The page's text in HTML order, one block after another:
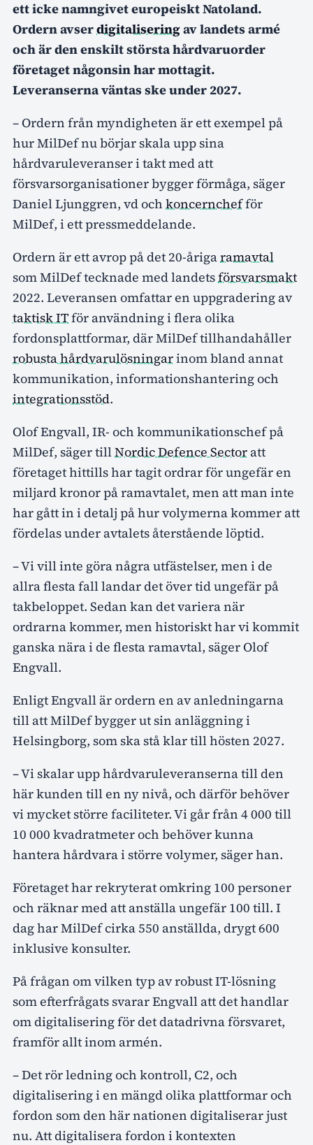
ett icke namngivet europeiskt Natoland.
Ordern avserdigitaliseringav landets armé
och är den enskilt största hårdvaruorder
företaget någonsin har mottagit.
Leveranserna väntas ske under 2027.
– Ordern från myndigheten är ett exempel på
hur MilDef nu börjar skala upp sina
hårdvaruleveranser i takt med att
försvarsorganisationer bygger förmåga, säger
Daniel Ljunggren, vd och koncernchefför
MilDef, i ett pressmeddelande.
Ordern är ett avrop på det 20-årigaramavtal
som MilDef tecknade med landetsförsvarsmakt
2022. Leveransen omfattar en uppgradering av
taktisk ITför användning i flera olika
fordonsplattformar, där MilDef tillhandahåller
robusta hårdvarulösningarinom bland annat
kommunikation, informationshantering och
integrationsstöd.
Olof Engvall, IR- och kommunikationschef på
MilDef, säger tillNordic Defence Sector att
företaget hittills har tagit ordrar för ungefär en
miljard kronor på ramavtalet, men att man inte
har gått in i detalj på hur volymerna kommer att
fördelas under avtalets återstående löptid.
– Vi vill inte göra några utfästelser, men i de
allra flesta fall landar det över tid ungefär på
takbeloppet. Sedan kan det variera när
ordrarna kommer, men historiskt har vi kommit
ganska nära i de flesta ramavtal, säger Olof
Engvall.
Enligt Engvall är ordern en av anledningarna
till att MilDef bygger ut sin anläggning i
Helsingborg, som ska stå klar till hösten 2027.
– Vi skalar upp hårdvaruleveranserna till den
här kunden till en ny nivå, och därför behöver
vi mycket större faciliteter. Vi går från 4 000 till
10 000 kvadratmeter och behöver kunna
hantera hårdvara i större volymer, säger han.
Företaget har rekryterat omkring 100 personer
och räknar med att anställa ungefär 100 till. I
dag har MilDef cirka 550 anställda, drygt 600
inklusive konsulter.
På frågan om vilken typ av robust IT-lösning
som efterfrågats svarar Engvall att det handlar
om digitalisering för det datadrivna försvaret,
framför allt inom armén.
– Det rör ledning och kontroll, C2, och
digitalisering i en mängd olika plattformar och
fordon som den här nationen digitaliserar just
nu. Att digitalisera fordon i kontexten